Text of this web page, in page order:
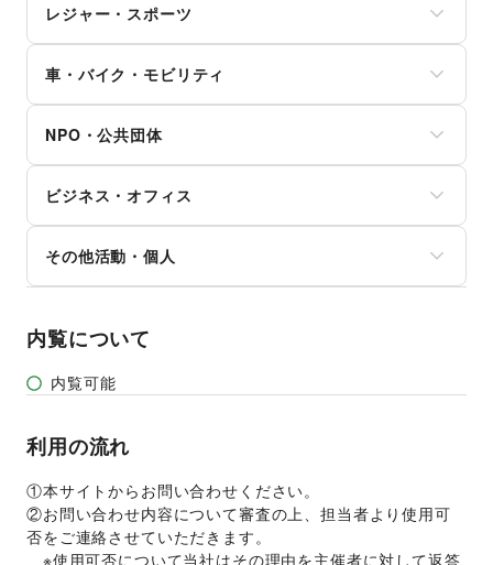
修理・メンテナンス
就職・転職・求人
マッサージ・整体
女性用品・フェムテック
コンタクトレンズ
医療・医薬品
その他美容・健康
アニメ
コミック・マンガ
アイドル・芸能人
CD・DVD・本・雑誌
Webメディア・アプリ
テレビ・ドラマ
映画
音楽・ライブ
演劇
占い
その他エンタメ・ガジェット
写真・イラストレーション
立体作品・彫刻
その他アート・デザイン
レジャー・スポーツ
キャンプ・アウトドア
野球
サッカー
バスケットボール
ゴルフ
その他レジャー・スポーツ
車・バイク・モビリティ
バイク・オートバイ
自転車・ロードバイク
マイクロモビリティ
その他車・バイク・モビリティ
NPO・公共団体
外国団体・大使館
募金・寄付
NPO・ボランティア活動
その他NPO・公共団体
ビジネス・オフィス
オフィス家具・OA機器
イベント企画・運営
その他活動・個人
内覧について
内覧可能
利用の流れ
①本サイトからお問い合わせください。
②お問い合わせ内容について審査の上、担当者より使用可
否をご連絡させていただきます。
※使用可否について当社はその理由を主催者に対して返答